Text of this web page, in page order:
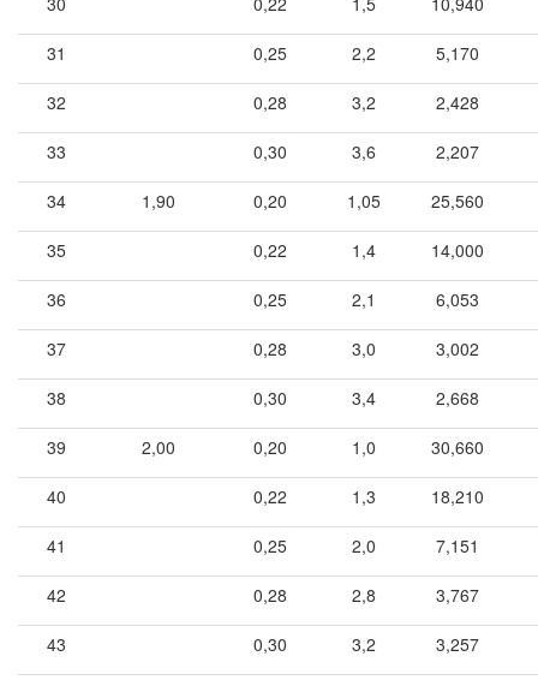
31 0,25 2,2 5,170
32 0,28 3,2 2,428
33 0,30 3,6 2,207
34 1,90 0,20 1,05 25,560
35 0,22 1,4 14,000
36 0,25 2,1 6,053
37 0,28 3,0 3,002
38 0,30 3,4 2,668
39 2,00 0,20 1,0 30,660
40 0,22 1,3 18,210
41 0,25 2,0 7,151
42 0,28 2,8 3,767
43 0,30 3,2 3,257